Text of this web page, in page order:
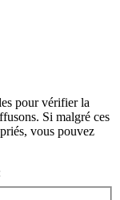
pour vérifier la
Si malgré ces
vous pouvez